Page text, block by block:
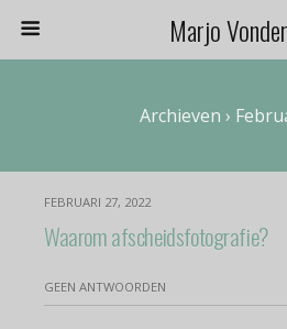
Marjo
Archieven ›
FEBRUARI 27, 2022
Waarom afscheidsfotografie?
GEEN ANTWOORDEN